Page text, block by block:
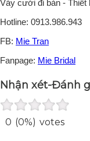
Váy cưới đi bàn - Thiết
Hotline: 0913.986.943
FB: Mie Tran
Fanpage: Mie Bridal
Nhận xét-Đánh
0 (0%) votes